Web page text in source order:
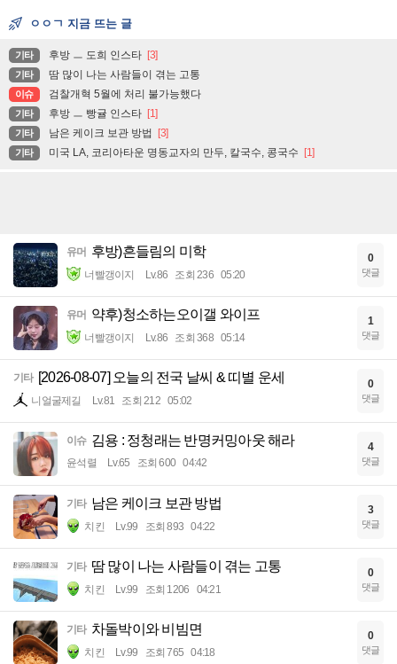
ㅇㅇㄱ 지금 뜨는 글
기타 후방 ㅡ 도희 인스타 [3]
기타 땀 많이 나는 사람들이 겪는 고통
이슈 검찰개혁 5월에 처리 불가능했다
기타 후방 ㅡ 빵귤 인스타 [1]
기타 남은 케이크 보관 방법 [3]
기타 미국 LA, 코리아타운 명동교자의 만두, 칼국수, 콩국수 [1]
유머 후방)흔들림의 미학
너빨갱이지 Lv.86 조회 236 05:20
0
댓글
유머 약후)청소하는오이갤 와이프
너빨갱이지 Lv.86 조회 368 05:14
1
댓글
기타 [2026-08-07] 오늘의 전국 날씨 & 띠별 운세
니얼굴제길 Lv.81 조회 212 05:02
0
댓글
이슈 김용 : 정청래는 반명커밍아웃 해라
윤석렬 Lv.65 조회 600 04:42
4
댓글
기타 남은 케이크 보관 방법
치킨 Lv.99 조회 893 04:22
3
댓글
기타 땀 많이 나는 사람들이 겪는 고통
치킨 Lv.99 조회 1206 04:21
0
댓글
기타 차돌박이와 비빔면
치킨 Lv.99 조회 765 04:18
0
댓글